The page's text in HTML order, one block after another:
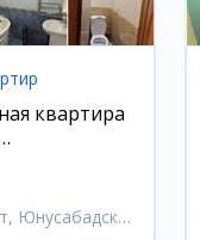
квартира
Юнусабадский